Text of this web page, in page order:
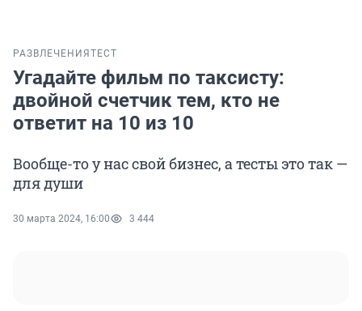
РАЗВЛЕЧЕНИЯ ТЕСТ
Угадайте фильм по таксисту:
двойной счетчик тем, кто не
ответит на 10 из 10
Вообще-то у нас свой бизнес, а тесты это так —
для души
30 марта 2024, 16:00 3 444